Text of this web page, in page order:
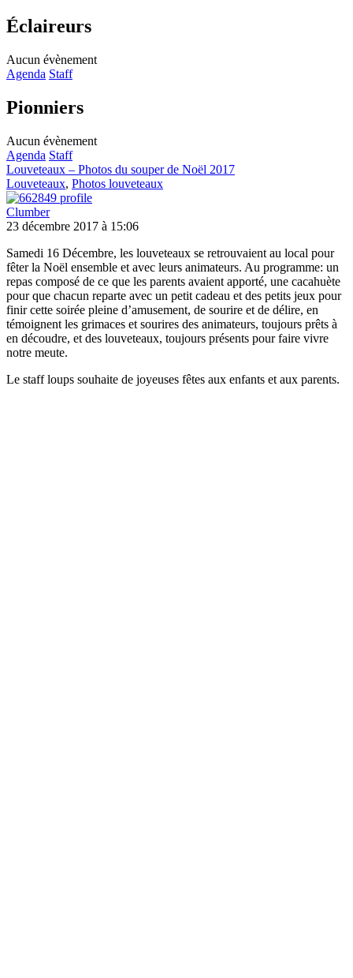
Éclaireurs
Aucun évènement
Agenda Staff
Pionniers
Aucun évènement
Agenda Staff
Louveteaux – Photos du souper de Noël 2017
Louveteaux, Photos louveteaux
Clumber
23 décembre 2017 à 15:06
Samedi 16 Décembre, les louveteaux se retrouvaient au local pour
fêter la Noël ensemble et avec leurs animateurs. Au programme: un
repas composé de ce que les parents avaient apporté, une cacahuète
pour que chacun reparte avec un petit cadeau et des petits jeux pour
finir cette soirée pleine d’amusement, de sourire et de délire, en
témoignent les grimaces et sourires des animateurs, toujours prêts à
en découdre, et des louveteaux, toujours présents pour faire vivre
notre meute.
Le staff loups souhaite de joyeuses fêtes aux enfants et aux parents.